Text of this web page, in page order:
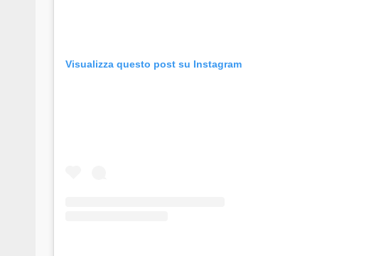
Visualizza questo post su Instagram